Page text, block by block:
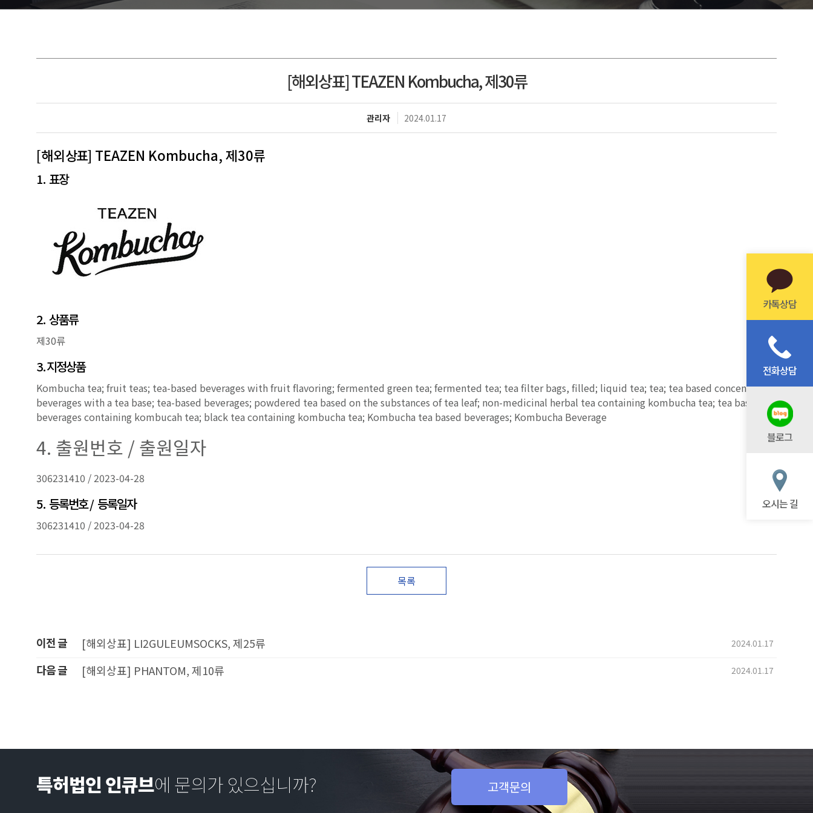
[해외상표] TEAZEN Kombucha, 제30류
관리자 2024.01.17
[해외상표] TEAZEN Kombucha, 제30류
1. 표장
2. 상품류
제30류
3. 지정상품
Kombucha tea; fruit teas; tea-based beverages with fruit flavoring; fermented green tea; fermented tea; tea filter bags, filled; liquid tea; tea; tea based concentrates;
beverages with a tea base; tea-based beverages; powdered tea based on the substances of tea leaf; non-medicinal herbal tea containing kombucha tea; tea based
beverages containing kombucah tea; black tea containing kombucha tea; Kombucha tea based beverages; Kombucha Beverage
4. 출원번호 /출원일자
306231410 / 2023-04-28
5. 등록번호/ 등록일자
306231410 / 2023-04-28
목록
이전 글 [해외상표] LI2GULEUMSOCKS, 제25류 2024.01.17
다음 글 [해외상표] PHANTOM, 제10류 2024.01.17
특허법인 인큐브에 문의가 있으십니까? 고객문의
카톡상담
전화상담
블로그
오시는 길